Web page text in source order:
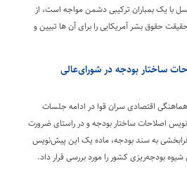
با یک بمباران ترکیبی دشمن مواجه است، از
حقوق بشر آمریکایی را برای آن ها تبیین و
ساختار بودجه در شورای‌عالی
اقتصادی سران قوا در ادامه جلسات
اصلاحات ساختار بودجه و در راستای ضرورت
به سند بودجه، ماده یک این پیش‌نویس
شیوه بودجه‌ریزی کشور را مورد بررسی قرار داد.